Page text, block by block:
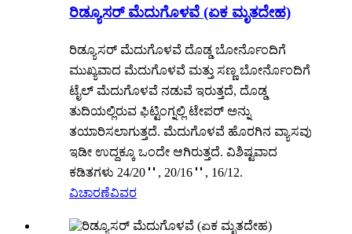
ರಿಡ್ಯೂಸರ್ ಮೆದುಗೊಳವೆ (ಏಕ ಮೃತದೇಹ)
ರಿಡ್ಯೂಸರ್ ಮೆದುಗೊಳವೆ ದೊಡ್ಡ ಬೋರ್ನೊಂದಿಗೆ
ಮುಖ್ಯವಾದ ಮೆದುಗೊಳವೆ ಮತ್ತು ಸಣ್ಣ ಬೋರ್ನೊಂದಿಗೆ
ಟೈಲ್ ಮೆದುಗೊಳವೆ ನಡುವೆ ಇರುತ್ತದೆ, ದೊಡ್ಡ
ತುದಿಯಲ್ಲಿರುವ ಫಿಟ್ಟಿಂಗ್ನಲ್ಲಿ ಟೇಪರ್ ಅನ್ನು
ತಯಾರಿಸಲಾಗುತ್ತದೆ. ಮೆದುಗೊಳವೆ ಹೊರಗಿನ ವ್ಯಾಸವು
ಇಡೀ ಉದ್ದಕ್ಕೂ ಒಂದೇ ಆಗಿರುತ್ತದೆ. ವಿಶಿಷ್ಟವಾದ
ಕಡಿತಗಳು 24/20＂, 20/16＂, 16/12.
ವಿಚಾರಣೆವಿವರ